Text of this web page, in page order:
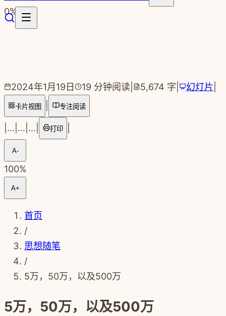
跳转到主要内容
0%
2024年1月19日 19 分钟阅读 5,674 字 幻灯片
卡片视图 专注阅读
... ... ... 打印
A-
100%
A+
首页
/
思想随笔
/
5万，50万，以及500万
5万，50万，以及500万